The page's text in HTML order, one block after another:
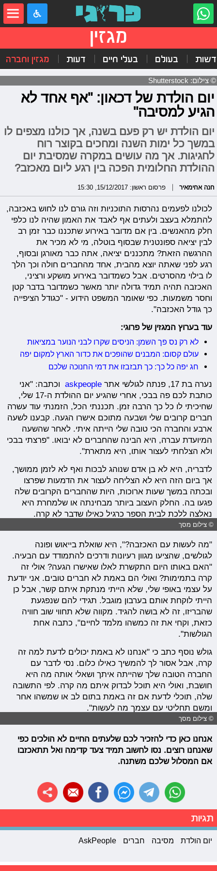
מגזין
בעולם בעלי חיים דעות מגזין וחברה
© צילום: Shutterstock
יום הולדת של דכאון: "אף אחד לא
הגיע למסיבה"
יום הולדת יש רק פעם בשנה, אך כולנו מצפים לו
במשך כל ימות השנה ומחכים בקוצר רוח
לחגיגות. אך מה עושים במקרה שמסיבת יום
ההולדת החלומית הפכה בין רגע ליום מאכזב?
חנה אחימאיר פרסום ראשון: 15/12/2017, 15:30
לכולנו לפעמים נהרסות התוכניות וזה גורם לנו לחוש באכזבה,
להתמלא בעצב ולעתים אף לאבד את האמון שהיה לנו כלפי
חלק מהאנשים. בין אם מדובר באירוע שתכננו כבר זמן רב
לבין יציאה ספונטנית שבסוף בוטלה, מי לא מכיר את
ההרגשה הזאת? מתכננים יציאה, אתה כבר מאורגן ובסוף,
רגע לפני שאתה יוצא מהבית, אחד מהחברים חולה וכך הלך
לו בילוי מהסרטים. אבל כשמדובר באירוע מושקע ורציני,
האכזבה תהיה תמיד גדולה יותר מאשר כשמדובר בדבר קטן
וחסר משמעות. כפי שאומר המשפט הידוע - "כגודל הציפייה
כך גודל האכזבה".
עוד בערוץ המגזין של פרוגי:
לא רק נס פך השמן: הניסים שקרו לבני הנוער במציאות
עולם קסום: המבנים שהופכים את כדור הארץ למקום יפה
חג יפה כל כך: כך תבזבזו את דמי החנוכה שלכם
נערה בת 17, פנתה לגולשי אתר askpeople וכתבה: "אני
כותבת לכם פה בבכי, אחרי שהגיע יום ההולדת ה-17 שלי,
שחיכיתי לו כל כך הרבה זמן. תכננתי הכל, הזמנתי עוד עשרה
חברים קרובים שלי ושבעה מתוכם אישרו הגעה. קבענו לשעה
ארבע והחברה הכי טובה שלי הייתה איתי. לאחר שהשעה
המיועדת עברה, היא הבינה שהחברים לא יבואו. "פרצתי בבכי
ולא הצלחתי לעצור אותו, היא מתארת".
לדבריה, היא לא בן אדם שנוהג לבכות ואף לא לזמן ממושך,
אך ביום הזה היא לא הצליחה לעצור את הדמעות שפרצו
ובכתה במשך שעות ארוכות, היות שהחברים הקרובים שלה
פגעו בה. החלק העצוב ביותר מבחינתה או שלמחרת היא
נאלצה ללכת לבית הספר כרגיל כאילו שדבר לא קרה.
© צילום מסך
"מה לעשות עם האכזבה?", היא שואלת בייאוש ופונה
לגולשים, שהציעו מגוון רעיונות ודרכים להתמודד עם הבעיה.
"האם באותו היום התקשרת לאלו שאישרו הגעה? אולי זה
קרה בתמימות? ואולי הם באמת לא חברים טובים. אני יודעת
על עצמי באופי שלי, שלא הייתי מנתקת איתם קשר, אבל כן
הייתי לוקחת אותם בערבון מוגבל. תגידי להם שנפגעת
שהבריזו, זה לא בושה להגיד. מקווה שלא תחווי שוב חוויה
כזאת, וקחי את זה כמשהו מלמד לחיים", כתבה אחת
הגולשות".
גולש נוסף כתב כי "אנחנו לא באמת יכולים לדעת למה זה
קרה, אבל אסור לך להמשיך כאילו כלום. נסי לדבר עם
החברה הטובה שלך שהייתה איתך ושאלי אותה מה היא
חושבת, ואולי היא תוכל לבדוק איתם מה קרה. לפי התשובה
שלה, תוכלי לדעת אם זה באמת בתום לב או שמשהו אחר
ומשם תחליטי עם עצמך מה לעשות".
© צילום מסך
אנחנו כאן כדי להזכיר לכם שלעתים החיים לא הולכים כפי
שאנחנו רוצים. נסו לחשוב תמיד צעד קדימה ואל תתאכזבו
אם המסלול שלכם משתנה.
תגיות
יום הולדת מסיבה חברים AskPeople